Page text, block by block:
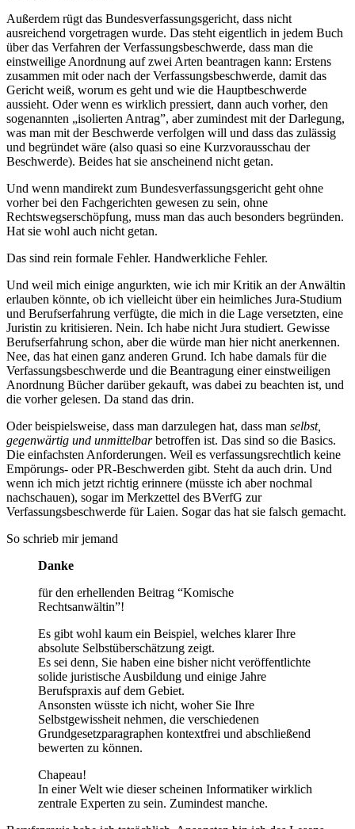
Außerdem rügt das Bundesverfassungsgericht, dass nicht
ausreichend vorgetragen wurde. Das steht eigentlich in jedem Buch
über das Verfahren der Verfassungsbeschwerde, dass man die
einstweilige Anordnung auf zwei Arten beantragen kann: Erstens
zusammen mit oder nach der Verfassungsbeschwerde, damit das
Gericht weiß, worum es geht und wie die Hauptbeschwerde
aussieht. Oder wenn es wirklich pressiert, dann auch vorher, den
sogenannten „isolierten Antrag”, aber zumindest mit der Darlegung,
was man mit der Beschwerde verfolgen will und dass das zulässig
und begründet wäre (also quasi so eine Kurzvorausschau der
Beschwerde). Beides hat sie anscheinend nicht getan.
Und wenn mandirekt zum Bundesverfassungsgericht geht ohne
vorher bei den Fachgerichten gewesen zu sein, ohne
Rechtswegserschöpfung, muss man das auch besonders begründen.
Hat sie wohl auch nicht getan.
Das sind rein formale Fehler. Handwerkliche Fehler.
Und weil mich einige angurkten, wie ich mir Kritik an der Anwältin
erlauben könnte, ob ich vielleicht über ein heimliches Jura-Studium
und Berufserfahrung verfügte, die mich in die Lage versetzten, eine
Juristin zu kritisieren. Nein. Ich habe nicht Jura studiert. Gewisse
Berufserfahrung schon, aber die würde man hier nicht anerkennen.
Nee, das hat einen ganz anderen Grund. Ich habe damals für die
Verfassungsbeschwerde und die Beantragung einer einstweiligen
Anordnung Bücher darüber gekauft, was dabei zu beachten ist, und
die vorher gelesen. Da stand das drin.
Oder beispielsweise, dass man darzulegen hat, dass man selbst,
gegenwärtig und unmittelbarbetroffen ist. Das sind so die Basics.
Die einfachsten Anforderungen. Weil es verfassungsrechtlich keine
Empörungs- oder PR-Beschwerden gibt. Steht da auch drin. Und
wenn ich mich jetzt richtig erinnere (müsste ich aber nochmal
nachschauen), sogar im Merkzettel des BVerfG zur
Verfassungsbeschwerde für Laien. Sogar das hat sie falsch gemacht.
So schrieb mir jemand
Danke
für den erhellenden Beitrag “Komische
Rechtsanwältin”!
Es gibt wohl kaum ein Beispiel, welches klarer Ihre
absolute Selbstüberschätzung zeigt.
Es sei denn, Sie haben eine bisher nicht veröffentlichte
solide juristische Ausbildung und einige Jahre
Berufspraxis auf dem Gebiet.
Ansonsten wüsste ich nicht, woher Sie Ihre
Selbstgewissheit nehmen, die verschiedenen
Grundgesetzparagraphen kontextfrei und abschließend
bewerten zu können.
Chapeau!
In einer Welt wie dieser scheinen Informatiker wirklich
zentrale Experten zu sein. Zumindest manche.